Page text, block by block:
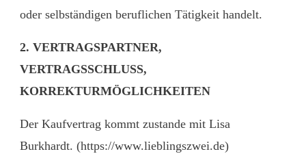
oder selbständigen beruflichen Tätigkeit handelt.
2. VERTRAGSPARTNER,
VERTRAGSSCHLUSS,
KORREKTURMÖGLICHKEITEN
Der Kaufvertrag kommt zustande mit Lisa
Burkhardt. (https://www.lieblingszwei.de)